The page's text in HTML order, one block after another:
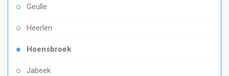
Geulle
Heerlen
Hoensbroek
Jabeek